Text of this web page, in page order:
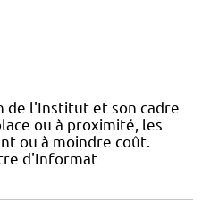
de l'Institut et son cadre
ou à proximité, les
ou à moindre coût.
d'Informat